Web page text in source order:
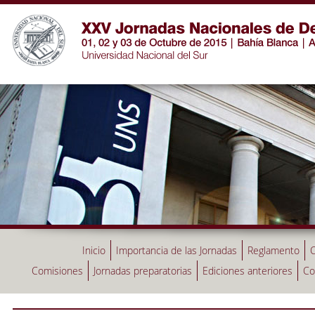
Inicio Importancia de las Jornadas Reglamento
Comisiones
Jornadas preparatorias Ediciones anteriores